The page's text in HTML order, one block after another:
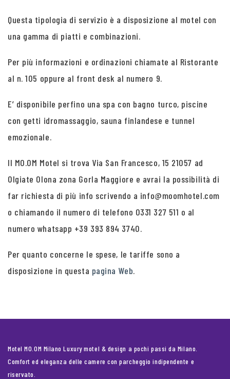
Questa tipologia di servizio è a disposizione al motel con
una gamma di piatti e combinazioni.
Per più informazioni e ordinazioni chiamate al Ristorante
al n. 105 oppure al front desk al numero 9.
E’ disponibile perfino una spa con bagno turco, piscine
con getti idromassaggio, sauna finlandese e tunnel
emozionale.
Il MO.OM Motel si trova Via San Francesco, 15 21057 ad
Olgiate Olona zona Gorla Maggiore e avrai la possibilità di
far richiesta di più info scrivendo a info@moomhotel.com
o chiamando il numero di telefono 0331 327 511 o al
numero whatsapp +39 393 894 3740.
Per quanto concerne le spese, le tariffe sono a
disposizione in questa pagina Web.
Motel MO.OM Milano Luxury motel & design a pochi passi da Milano.
Comfort ed eleganza delle camere con parcheggio indipendente e
riservato.